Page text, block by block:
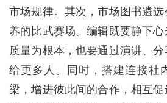
市场规律。其次，市场图书遴
养的比武赛场。编辑既要静下
质量为根本，也要通过演讲、
给更多人。同时，搭建连接社
梁，增进彼此间的合作，相互